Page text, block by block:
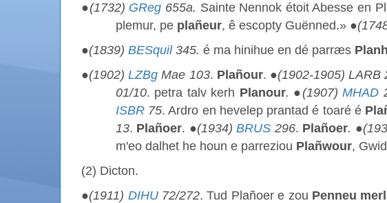
●(1732) GReg 655a. Sainte Nennok étoit Abesse en
plemur, pe plañeur, ê escopty Guënned.» ●
●(1839) BESquil345. é ma hinihue en dé parræs
●(1902)LZBg Mae 103. Plañour. ●(1902-1905) LARB
01/10. petra talv kerh Planour. ●(1907)MHAD
ISBR 75. Ardro en hevelep prantad é toaré é
13. Plañoer. ●(1934)BRUS 296. Plañoer. ●
m'eo dalhet he houn e parreziou Plañwour,
(2) Dicton.
●(1911) DIHU72/272. Tud Plañoer e zou Penneu